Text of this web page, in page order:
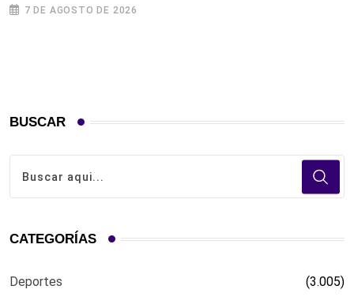
7 DE AGOSTO DE 2026
BUSCAR
CATEGORÍAS
Deportes (3.005)